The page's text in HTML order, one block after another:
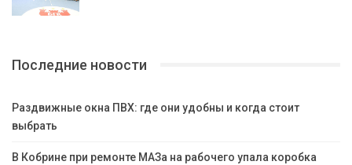
Последние новости
Раздвижные окна ПВХ: где они удобны и когда стоит
выбрать
В Кобрине при ремонте МАЗа на рабочего упала коробка